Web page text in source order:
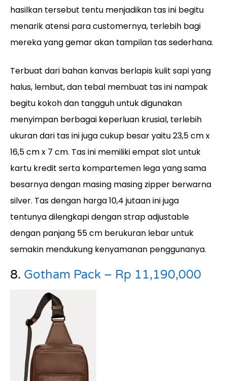
hasilkan tersebut tentu menjadikan tas ini begitu
menarik atensi para customernya, terlebih bagi
mereka yang gemar akan tampilan tas sederhana.
Terbuat dari bahan kanvas berlapis kulit sapi yang
halus, lembut, dan tebal membuat tas ini nampak
begitu kokoh dan tangguh untuk digunakan
menyimpan berbagai keperluan krusial, terlebih
ukuran dari tas ini juga cukup besar yaitu 23,5 cm x
16,5 cm x 7 cm. Tas ini memiliki empat slot untuk
kartu kredit serta kompartemen lega yang sama
besarnya dengan masing masing zipper berwarna
silver. Tas dengan harga 10,4 jutaan ini juga
tentunya dilengkapi dengan strap adjustable
dengan panjang 55 cm berukuran lebar untuk
semakin mendukung kenyamanan penggunanya.
8. Gotham Pack – Rp 11,190,000